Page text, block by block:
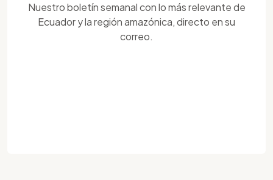
Nuestro boletín semanal con lo más relevante de
Ecuador y la región amazónica, directo en su
correo.